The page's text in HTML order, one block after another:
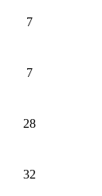
7
7
28
32